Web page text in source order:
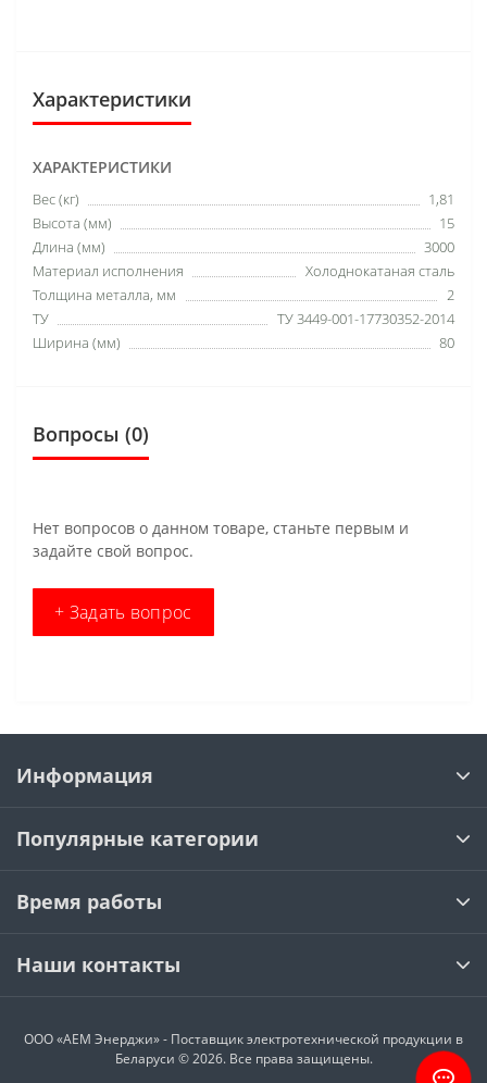
Характеристики
ХАРАКТЕРИСТИКИ
Вес (кг)
1,81
Высота (мм)
15
Длина (мм)
3000
Материал исполнения
Холоднокатаная сталь
Толщина металла, мм
2
ТУ
ТУ 3449-001-17730352-2014
Ширина (мм)
80
Вопросы (0)
Нет вопросов о данном товаре, станьте первым и
задайте свой вопрос.
+ Задать вопрос
Информация
Популярные категории
Время работы
Наши контакты
ООО «АЕМ Энерджи» - Поставщик электротехнической продукции в
Беларуси © 2026. Все права защищены.